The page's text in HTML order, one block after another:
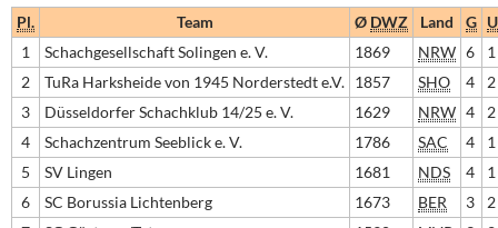
Pl. Team Ø DWZ Land G U
1
Schachgesellschaft Solingen e. V. 1869 NRW 6
1
2
TuRa Harksheide von 1945 Norderstedt e.V. 1857 SHO 4
2
3
Düsseldorfer Schachklub 14/25 e. V. 1629 NRW 4
2
4
Schachzentrum Seeblick e. V. 1786 SAC 4
1
5
SV Lingen 1681 NDS 4
1
6
SC Borussia Lichtenberg 1673 BER 3
2